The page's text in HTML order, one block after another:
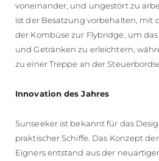
voneinander, und ungestört zu
ist der Besatzung vorbehalten, mit
der Kombüse zur Flybridge, um das
und Getränken zu erleichtern,
zu einer Treppe an der
Innovation des Jahres
Sunseeker ist bekannt für das
praktischer Schiffe. Das Konzept
Eigners entstand aus der